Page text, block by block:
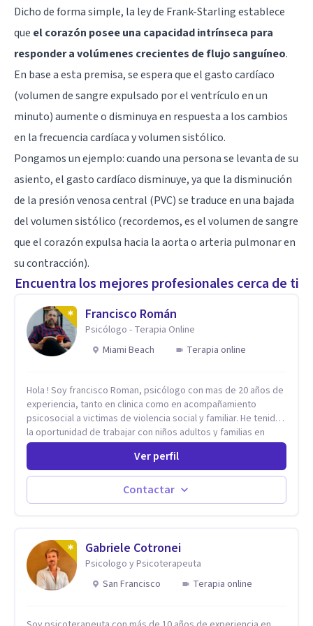
Dicho de forma simple, la ley de Frank-Starling establece
que el corazón posee una capacidad intrínseca para
responder a volúmenes crecientes de flujo sanguíneo.
En base a esta premisa, se espera que el gasto cardíaco
(volumen de sangre expulsado por el ventrículo en un
minuto) aumente o disminuya en respuesta a los cambios
en la frecuencia cardíaca y volumen sistólico.
Pongamos un ejemplo: cuando una persona se levanta de su
asiento, el gasto cardíaco disminuye, ya que la disminución
de la presión venosa central (PVC) se traduce en una bajada
del volumen sistólico (recordemos, es el volumen de sangre
que el corazón expulsa hacia la aorta o arteria pulmonar en
su contracción).
Encuentra los mejores profesionales cerca de ti
Francisco Román
Psicólogo - Terapia Online
Miami Beach
Terapia online
Hola ! Soy francisco Roman, psicólogo con mas de 20 años de
experiencia, tanto en clinica como en acompañamiento
psicosocial a victimas de violencia social y familiar. He tenido
la oportunidad de trabajar con niños adultos y familias en
todos los espacios y esto me ha dado un una variedad de
aprendizajes que ahora pongo a tu disposicion. En la
actualidad puedo atenderte de manera presencial y/o virtual,
de lunes a sabado. el costo de cada sesión lo acordamos en
el primer contacto
Ver perfil
Contactar
Gabriele Cotronei
Psicologo y Psicoterapeuta
San Francisco
Terapia online